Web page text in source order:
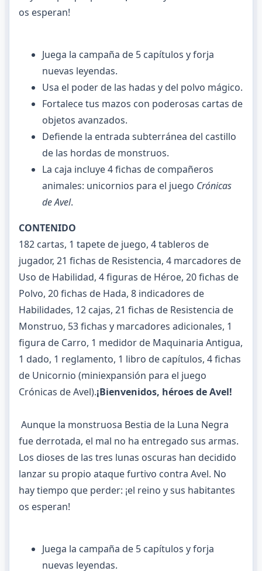
os esperan!
Juega la campaña de 5 capítulos y forja
nuevas leyendas.
Usa el poder de las hadas y del polvo mágico.
Fortalece tus mazos con poderosas cartas de
objetos avanzados.
Defiende la entrada subterránea del castillo
de las hordas de monstruos.
La caja incluye 4 fichas de compañeros
animales: unicornios para el juego Crónicas
de Avel.
CONTENIDO
182 cartas, 1 tapete de juego, 4 tableros de
jugador, 21 fichas de Resistencia, 4 marcadores de
Uso de Habilidad, 4 figuras de Héroe, 20 fichas de
Polvo, 20 fichas de Hada, 8 indicadores de
Habilidades, 12 cajas, 21 fichas de Resistencia de
Monstruo, 53 fichas y marcadores adicionales, 1
figura de Carro, 1 medidor de Maquinaria Antigua,
1 dado, 1 reglamento, 1 libro de capítulos, 4 fichas
de Unicornio (miniexpansión para el juego
Crónicas de Avel).¡Bienvenidos, héroes de Avel!
Aunque la monstruosa Bestia de la Luna Negra
fue derrotada, el mal no ha entregado sus armas.
Los dioses de las tres lunas oscuras han decidido
lanzar su propio ataque furtivo contra Avel. No
hay tiempo que perder: ¡el reino y sus habitantes
os esperan!
Juega la campaña de 5 capítulos y forja
nuevas leyendas.